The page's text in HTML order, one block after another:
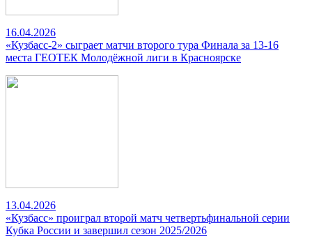
16.04.2026
«Кузбасс-2» сыграет матчи второго тура Финала за 13-16
места ГЕОТЕК Молодёжной лиги в Красноярске
13.04.2026
«Кузбасс» проиграл второй матч четвертьфинальной серии
Кубка России и завершил сезон 2025/2026